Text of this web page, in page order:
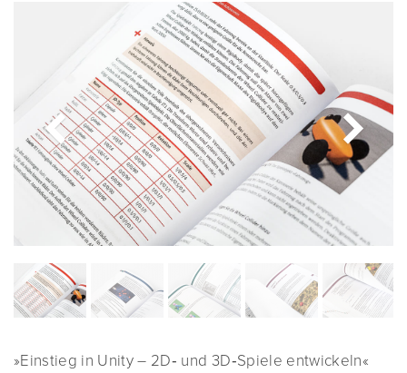
»Einstieg in Unity – 2D‑ und 3D‑Spiele entwickeln«